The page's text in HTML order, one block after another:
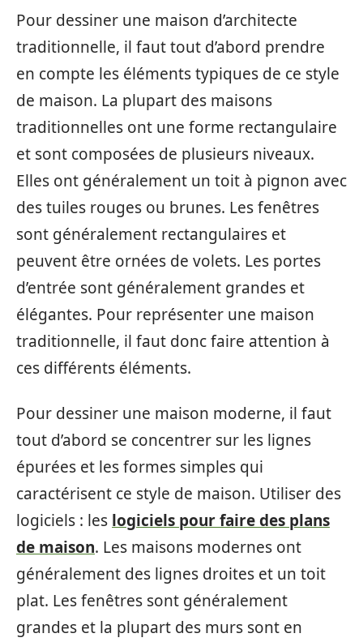
Pour dessiner une maison d’architecte
traditionnelle, il faut tout d’abord prendre
en compte les éléments typiques de ce style
de maison. La plupart des maisons
traditionnelles ont une forme rectangulaire
et sont composées de plusieurs niveaux.
Elles ont généralement un toit à pignon avec
des tuiles rouges ou brunes. Les fenêtres
sont généralement rectangulaires et
peuvent être ornées de volets. Les portes
d’entrée sont généralement grandes et
élégantes. Pour représenter une maison
traditionnelle, il faut donc faire attention à
ces différents éléments.
Pour dessiner une maison moderne, il faut
tout d’abord se concentrer sur les lignes
épurées et les formes simples qui
caractérisent ce style de maison. Utiliser des
logiciels : les logiciels pour faire des plans
de maison. Les maisons modernes ont
généralement des lignes droites et un toit
plat. Les fenêtres sont généralement
grandes et la plupart des murs sont en